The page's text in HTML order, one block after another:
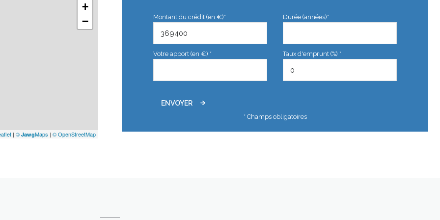
+
−
| © JawgMaps | © OpenStreetMap
Montant du crédit (en €)* Durée (années)*
Votre apport (en €) * Taux d'emprunt (%) *
ENVOYER
* Champs obligatoires